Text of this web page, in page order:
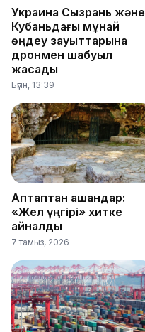
Украина Сызрань және
Кубаньдағы мұнай
өңдеу зауыттарына
дронмен шабуыл
жасады
Бүгін, 13:39
Аптаптан қашқандар:
«Жел үңгірі» хитке
айналды
7 тамыз, 2026